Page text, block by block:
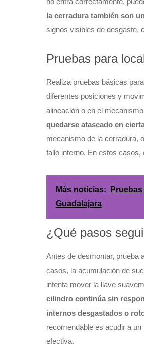
la cerradura también son
signos visibles de desgaste,
Pruebas para
Realiza pruebas básicas
diferentes posiciones y
alineación o en el
quedarse atascado en
mecanismo de la cerradura,
fallo interno. En estos
Más noticias:
Guadalajara
¿Qué pasos
Antes de desmontar, prueba
casos, la acumulación de
intenta mover la llave
cilindro continúa sin
internos desgastados o
recomendable es acudir a
efectiva.